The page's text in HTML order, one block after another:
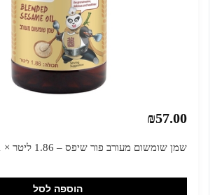
₪57.00
שמן שומשום מעורב פור שיפס – 1.86 ליטר × 1 יחידות
הוספה לסל